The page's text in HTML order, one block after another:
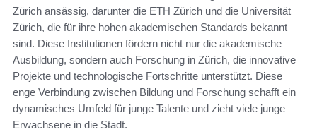
Zürich ansässig, darunter die ETH Zürich und die Universität
Zürich, die für ihre hohen akademischen Standards bekannt
sind. Diese Institutionen fördern nicht nur die akademische
Ausbildung, sondern auch Forschung in Zürich, die innovative
Projekte und technologische Fortschritte unterstützt. Diese
enge Verbindung zwischen Bildung und Forschung schafft ein
dynamisches Umfeld für junge Talente und zieht viele junge
Erwachsene in die Stadt.